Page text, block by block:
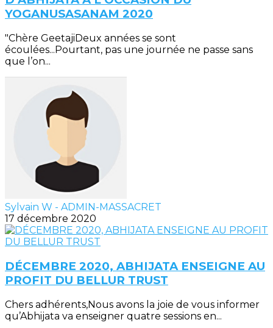
YOGANUSASANAM 2020
"Chère GeetajiDeux années se sont
écoulées...Pourtant, pas une journée ne passe sans
que l’on...
Sylvain W - ADMIN-MASSACRET
17 décembre 2020
DÉCEMBRE 2020, ABHIJATA ENSEIGNE AU
PROFIT DU BELLUR TRUST
Chers adhérents,Nous avons la joie de vous informer
qu’Abhijata va enseigner quatre sessions en...